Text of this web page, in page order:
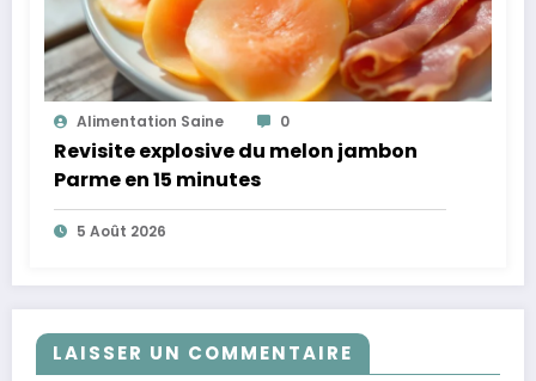
Alimentation Saine 0
Revisite explosive du melon jambon
Parme en 15 minutes
5 Août 2026
LAISSER UN COMMENTAIRE